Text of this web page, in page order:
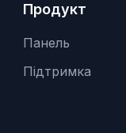
Продукт
Панель
Підтримка